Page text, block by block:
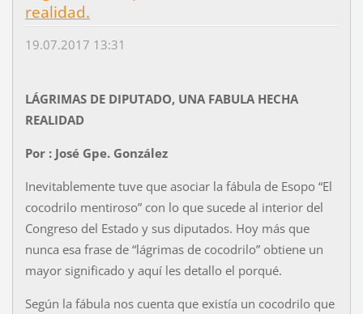
realidad.
19.07.2017 13:31
LÁGRIMAS DE DIPUTADO, UNA FABULA HECHA
REALIDAD
Por : José Gpe. González
Inevitablemente tuve que asociar la fábula de Esopo “El
cocodrilo mentiroso” con lo que sucede al interior del
Congreso del Estado y sus diputados. Hoy más que
nunca esa frase de “lágrimas de cocodrilo” obtiene un
mayor significado y aquí les detallo el porqué.
Según la fábula nos cuenta que existía un cocodrilo que